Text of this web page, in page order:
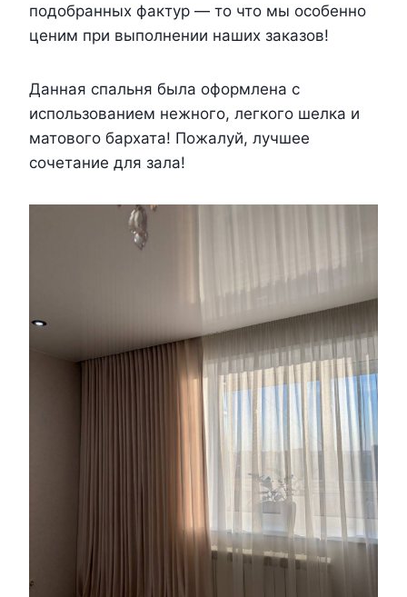
подобранных фактур — то что мы особенно
ценим при выполнении наших заказов!
Данная спальня была оформлена с
использованием нежного, легкого шелка и
матового бархата! Пожалуй, лучшее
сочетание для зала!